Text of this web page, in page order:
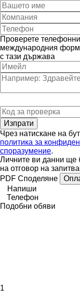
Проверете
международния
с тази държава
Чрез натискане на
политика за
споразумение.
Личните ви данни ще
на отговор на
PDF Споделяне
Напиши
Телефон
Подобни обяви
1